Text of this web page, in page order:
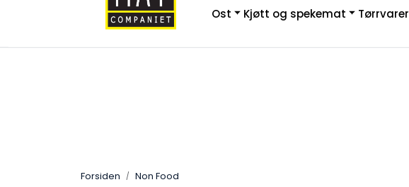
Skip to main contentNy Bedriftskunde Kontakt Oss | Frakt & Retur |
Bestillingsvarer
Ost Kjøtt og spekemat Tørrvarer
Forsiden Non Food